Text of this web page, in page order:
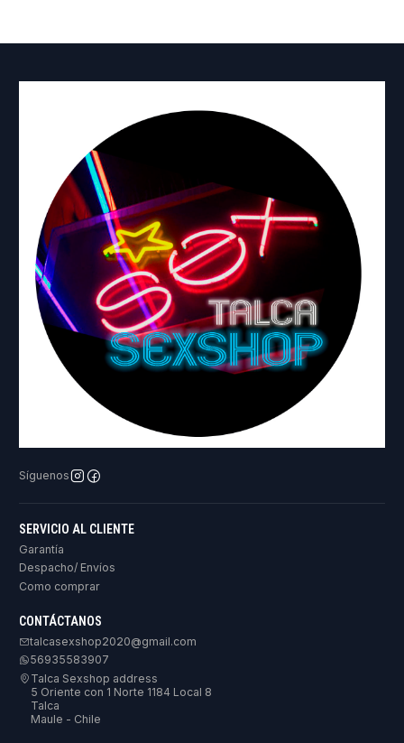
Síguenos
SERVICIO AL CLIENTE
Garantía
Despacho/ Envíos
Como comprar
CONTÁCTANOS
talcasexshop2020@gmail.com
56935583907
Talca Sexshop address
5 Oriente con 1 Norte 1184 Local 8
Talca
Maule - Chile